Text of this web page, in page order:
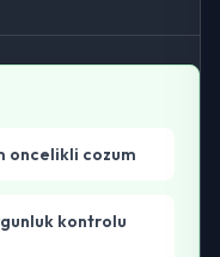
oncelikli cozum
kontrolu